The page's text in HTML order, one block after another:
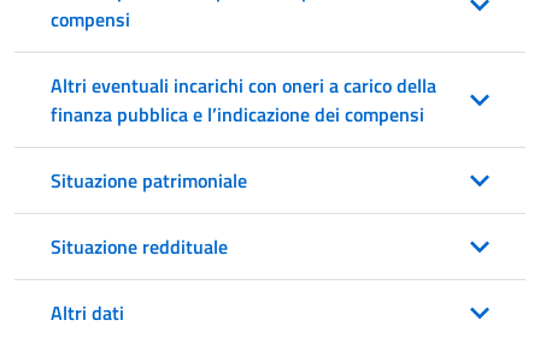
compensi
Altri eventuali incarichi con oneri a carico della
finanza pubblica e l’indicazione dei compensi
Situazione patrimoniale
Situazione reddituale
Altri dati